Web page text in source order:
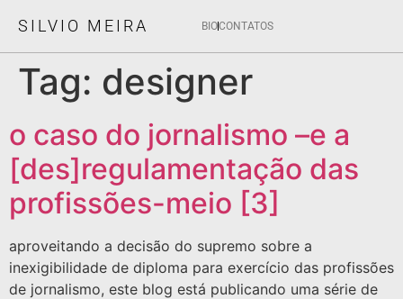
SILVIO MEIRA BIOCONTATOS
Tag: designer
o caso do jornalismo –e a
[des]regulamentação das
profissões-meio [3]
aproveitando a decisão do supremo sobre a
inexigibilidade de diploma para exercício das profissões
de jornalismo, este blog está publicando uma série de